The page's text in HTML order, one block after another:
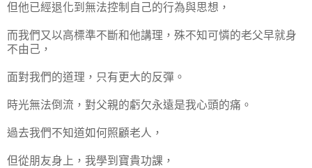
但他已經退化到無法控制自己的行為與思想，
而我們又以高標準不斷和他講理，殊不知可憐的老父早就身
不由己，
面對我們的道理，只有更大的反彈。
時光無法倒流，對父親的虧欠永遠是我心頭的痛。
過去我們不知道如何照顧老人，
但從朋友身上，我學到寶貴功課，